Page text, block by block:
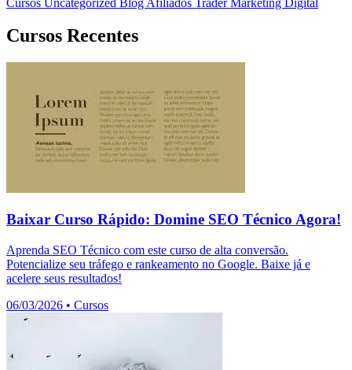
Cursos Recentes
Baixar Curso Rápido: Domine SEO Técnico Agora!
Aprenda SEO Técnico com este curso de alta conversão.
Potencialize seu tráfego e rankeamento no Google. Baixe já e
acelere seus resultados!
06/03/2026 • Cursos